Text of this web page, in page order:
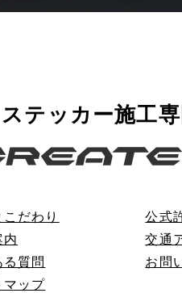
テッカー施工
だわり
公式
交通
質問
お問
ップ